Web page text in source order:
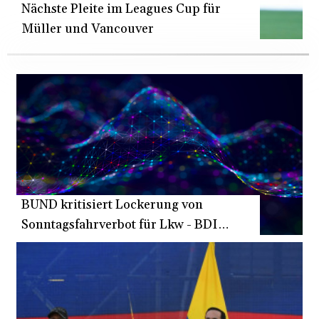
LVL 0.698888
10.739418
4917.246994
MKD 61.540878
MMK
2425.815605
MNT
4152.793668
MOP 9.311421
MRU
46.322486
MUR
54.303818
17.850835
Nächste Pleite im Leagues Cup für
Müller und Vancouver
BUND kritisiert Lockerung von
Sonntagsfahrverbot für Lkw - BDI
begrüßt es